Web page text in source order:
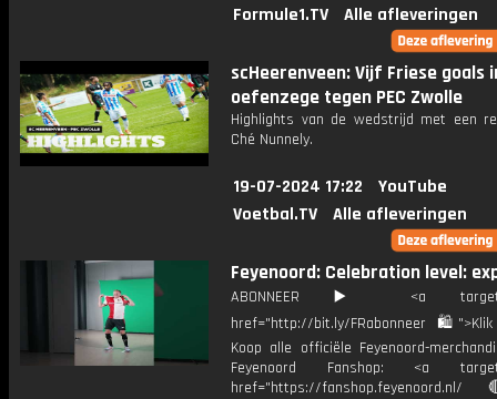
Formule1.TV
Alle afleveringen
scHeerenveen: Vijf Friese goals
oefenzege tegen PEC Zwolle
Highlights van de wedstrijd met een
Ché Nunnely.
19-07-2024 17:22
YouTube
Voetbal.TV
Alle afleveringen
Feyenoord: Celebration level:
ABONNEER ▶️ <a
href="http://bit.ly/FRabonneer
Koop alle officiële Feyenoord-
Feyenoord Fanshop: <a
href="https://